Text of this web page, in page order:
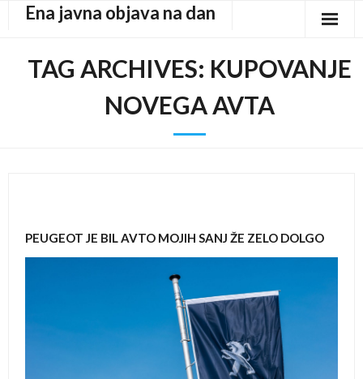
Ena javna objava na dan
TAG ARCHIVES: KUPOVANJE
NOVEGA AVTA
PEUGEOT JE BIL AVTO MOJIH SANJ ŽE ZELO DOLGO